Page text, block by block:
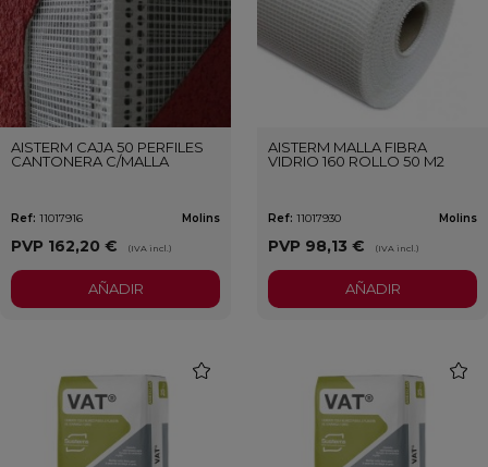
AISTERM CAJA 50 PERFILES
CANTONERA C/MALLA
Ref: 11017916 Molins
PVP 162,20 € (IVA incl.)
AÑADIR
AISTERM MALLA FIBRA
VIDRIO 160 ROLLO 50 M2
Ref: 11017930 Molins
PVP 98,13 € (IVA incl.)
AÑADIR